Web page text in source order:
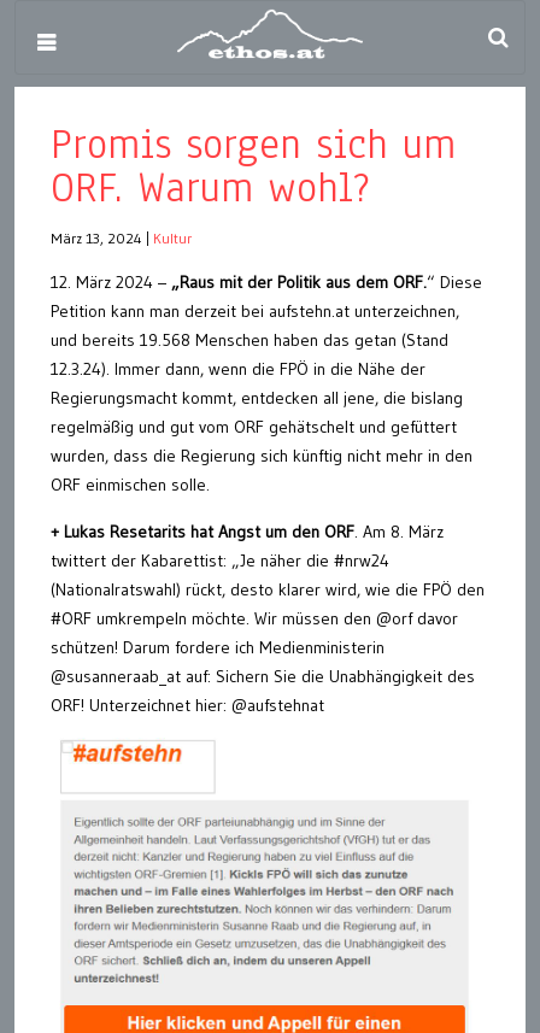
Promis sorgen sich um
ORF. Warum wohl?
März 13, 2024 Kultur
12. März 2024 – „Raus mit der Politik aus dem ORF.“ Diese
Petition kann man derzeit bei aufstehn.at unterzeichnen,
und bereits 19.568 Menschen haben das getan (Stand
12.3.24). Immer dann, wenn die FPÖ in die Nähe der
Regierungsmacht kommt, entdecken all jene, die bislang
regelmäßig und gut vom ORF gehätschelt und gefüttert
wurden, dass die Regierung sich künftig nicht mehr in den
ORF einmischen solle.
+ Lukas Resetarits hat Angst um den ORF. Am 8. März
twittert der Kabarettist: „Je näher die #nrw24
(Nationalratswahl) rückt, desto klarer wird, wie die FPÖ den
#ORF umkrempeln möchte. Wir müssen den @orf davor
schützen! Darum fordere ich Medienministerin
@susanneraab_at auf: Sichern Sie die Unabhängigkeit des
ORF! Unterzeichnet hier: @aufstehnat